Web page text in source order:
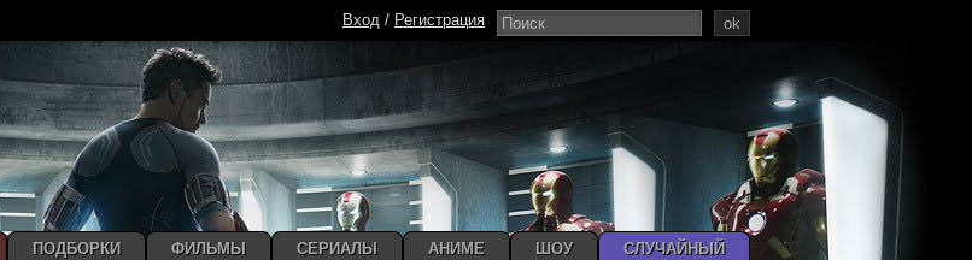
ok
Вход / Регистрация
ПОДБОРКИ ФИЛЬМЫ СЕРИАЛЫ АНИМЕ ШОУ СЛУЧАЙНЫЙ